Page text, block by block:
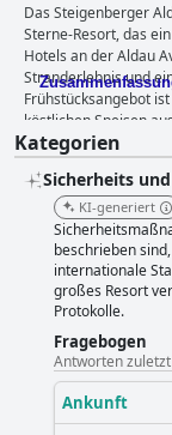
bietet eine Vielzahl
Kinderclub, ein
Aldau Beach Hotel ist
entspannenden
Das Steigenberger
Sterne-Resort, das
Hotels an der Aldau
Stranderlebnis und
Frühstücksangebot
köstlichen Speisen
ausgestattet und
veraltet und
Sauberkeit und die
Poolbereichs und
außergewöhnlich:
gastfreundlich,
und der
einige Gäste
Strand ist einzigartig
Wasserfarben und
familienfreundlich,
Aktivitäten für
Aldau Beach Hotel
außergewöhnliches
Kategorien
Sicherheits
KI-generiert
beschrieben
internationale
großes Resort
Protokolle.
Fragebogen
Antworten
Ankunft